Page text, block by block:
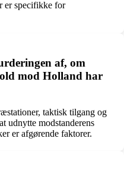
er specifikke for
af, om
mod Holland har
taktisk tilgang og
udnytte modstanderens
er afgørende faktorer.